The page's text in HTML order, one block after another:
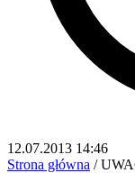
12.07.2013 14:46
Strona główna /